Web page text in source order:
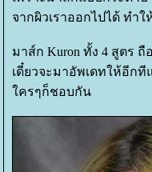
จากผิวเราออกไปได้ ทำ
มาส์ก Kuron ทั้ง 4 สูตร
เดี๋ยวจะมาอัพเดทให้อีก
ครๆก็ชอบกัน